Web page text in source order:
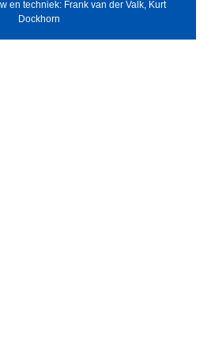
en techniek: Frank van der Valk, Kurt
Dockhorn